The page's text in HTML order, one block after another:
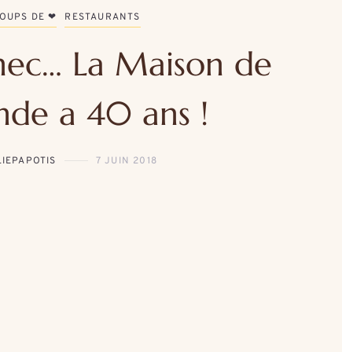
DE ❤ RESTAURANTS
La Maison de
a 40 ans !
7 JUIN 2018